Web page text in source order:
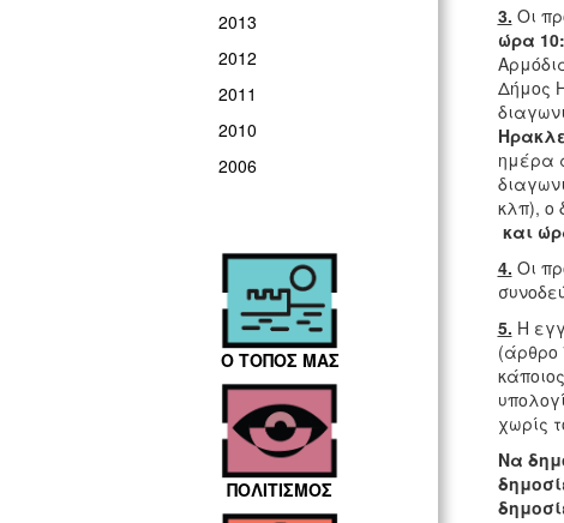
2013
2012
2011
2010
2006
Ο ΤΟΠΟΣ ΜΑΣ
ΠΟΛΙΤΙΣΜΟΣ
3. Οι
ώρα
Δήμος
ημέρα
κλπ), ο
και
4. Οι
5. Η
(άρθρο
χωρίς
Να